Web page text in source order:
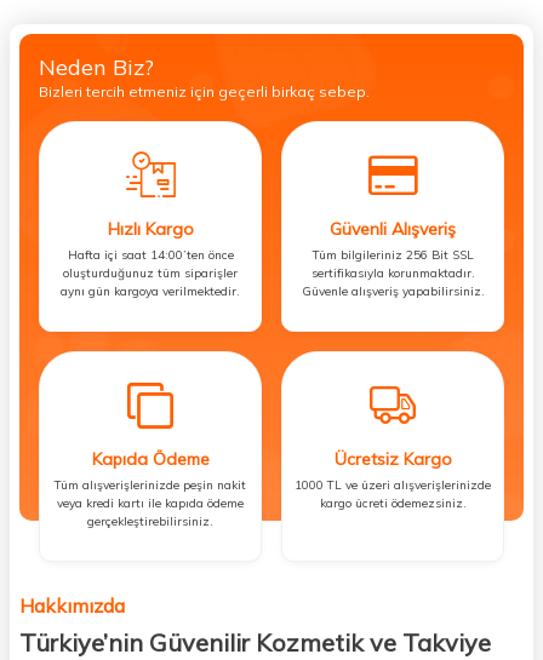
Neden Biz?
Bizleri tercih etmeniz için geçerli birkaç sebep.
Hızlı Kargo
Hafta içi saat 14:00’ten önce
oluşturduğunuz tüm siparişler
aynı gün kargoya verilmektedir.
Güvenli Alışveriş
Tüm bilgileriniz 256 Bit SSL
sertifikasıyla korunmaktadır.
Güvenle alışveriş yapabilirsiniz.
Kapıda Ödeme
Tüm alışverişlerinizde peşin nakit
veya kredi kartı ile kapıda ödeme
gerçekleştirebilirsiniz.
Ücretsiz Kargo
1000 TL ve üzeri alışverişlerinizde
kargo ücreti ödemezsiniz.
Hakkımızda
Türkiye’nin Güvenilir Kozmetik ve Takviye